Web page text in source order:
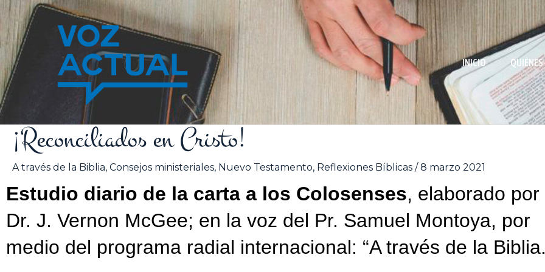
contenido
INICIO
¡Reconciliados en Cristo!
A través de la Biblia, Consejos ministeriales, Nuevo Testamento, Reflexiones Bíblicas /8 marzo 2021
Estudio diario de la carta a los Colosenses, elaborado por
Dr. J. Vernon McGee; en la voz del Pr. Samuel Montoya, por
medio del programa radial internacional: “A través de la